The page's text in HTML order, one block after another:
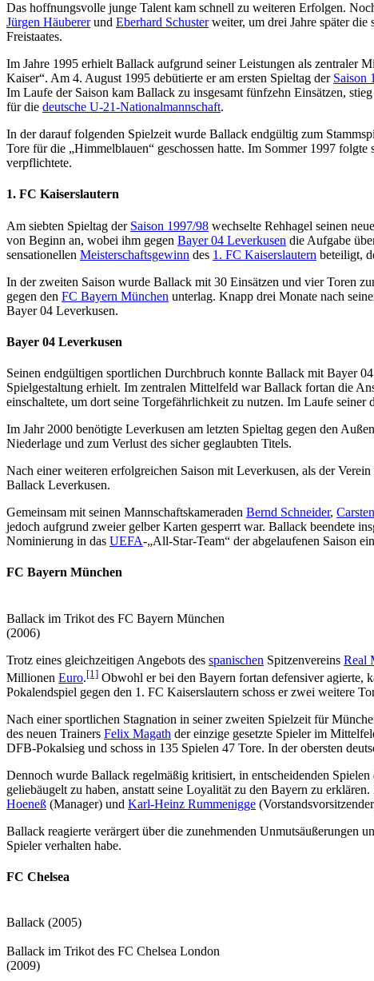
Das hoffnungsvolle junge Talent kam schnell zu weiteren Erfolgen.
Jürgen Häubererund Eberhard Schusterweiter, um drei Jahre später die
Freistaates.
Im Jahre 1995 erhielt Ballack aufgrund seiner Leistungen als zentraler
Kaiser“. Am 4. August 1995 debütierte er am ersten Spieltag der Saison
Im Laufe der Saison kam Ballack zu insgesamt fünfzehn Einsätzen,
für die deutsche U-21-Nationalmannschaft.
In der darauf folgenden Spielzeit wurde Ballack endgültig zum
Tore für die „Himmelblauen“ geschossen hatte. Im Sommer 1997
verpflichtete.
1. FC Kaiserslautern
Am siebten Spieltag der Saison 1997/98 wechselte Rehhagel seinen
von Beginn an, wobei ihm gegen Bayer 04 Leverkusen die Aufgabe
sensationellen Meisterschaftsgewinn des 1. FC Kaiserslautern beteiligt,
In der zweiten Saison wurde Ballack mit 30 Einsätzen und vier Toren
gegen den FC Bayern München unterlag. Knapp drei Monate nach
Bayer 04 Leverkusen.
Bayer 04 Leverkusen
Seinen endgültigen sportlichen Durchbruch konnte Ballack mit Bayer
Spielgestaltung erhielt. Im zentralen Mittelfeld war Ballack fortan die
einschaltete, um dort seine Torgefährlichkeit zu nutzen. Im Laufe
Im Jahr 2000 benötigte Leverkusen am letzten Spieltag gegen den
Niederlage und zum Verlust des sicher geglaubten Titels.
Nach einer weiteren erfolgreichen Saison mit Leverkusen, als der
Ballack Leverkusen.
Gemeinsam mit seinen Mannschaftskameraden Bernd Schneider,
jedoch aufgrund zweier gelber Karten gesperrt war. Ballack beendete
Nominierung in das UEFA-„All-Star-Team“ der abgelaufenen Saison
FC Bayern München
Ballack im Trikot des FC Bayern München
(2006)
Trotz eines gleichzeitigen Angebots des spanischen Spitzenvereins Real
Millionen Euro.[1] Obwohl er bei den Bayern fortan defensiver agierte,
Pokalendspiel gegen den 1. FC Kaiserslautern schoss er zwei weitere
Nach einer sportlichen Stagnation in seiner zweiten Spielzeit für
des neuen Trainers Felix Magath der einzige gesetzte Spieler im
DFB-Pokalsieg und schoss in 135 Spielen 47 Tore. In der obersten
Dennoch wurde Ballack regelmäßig kritisiert, in entscheidenden
geliebäugelt zu haben, anstatt seine Loyalität zu den Bayern zu
Hoeneß (Manager) und Karl-Heinz Rummenigge
Ballack reagierte verärgert über die zunehmenden Unmutsäußerungen
Spieler verhalten habe.
FC Chelsea
Ballack (2005)
Ballack im Trikot des FC Chelsea London
(2009)